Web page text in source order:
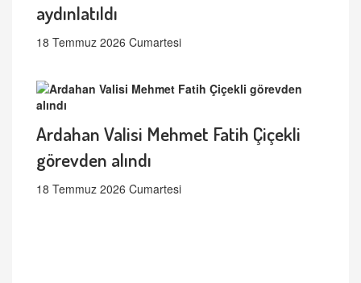
aydınlatıldı
18 Temmuz 2026 Cumartesi
Ardahan Valisi Mehmet Fatih Çiçekli
görevden alındı
18 Temmuz 2026 Cumartesi